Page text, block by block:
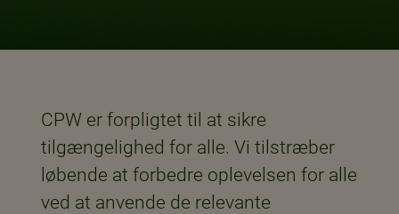
CPW er forpligtet til at sikre
tilgængelighed for alle. Vi tilstræber
løbende at forbedre oplevelsen for alle
ved at anvende de relevante